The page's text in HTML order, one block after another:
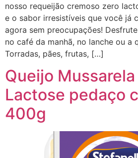
nosso requeijão cremoso zero
e o sabor irresistíveis que você já
agora sem preocupações!
no café da manhã, no lanche ou a
Torradas, pães, frutas, […]
Queijo
Lactose pedaço
400g